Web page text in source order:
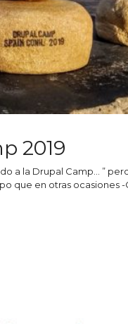
2019
a la Drupal Camp… ”
que en otras ocasiones